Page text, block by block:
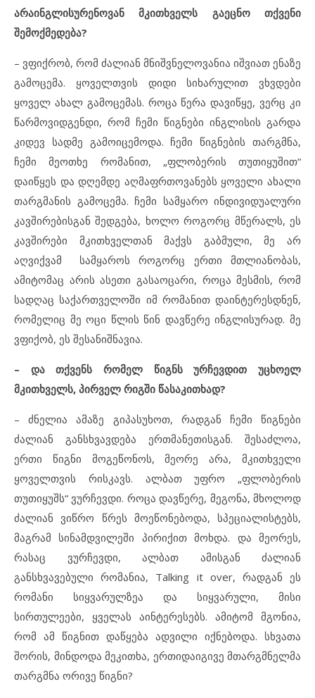
არაინგლისურენოვან მკითხველს გაეცნო თქვენი
შემოქმედება?
– ვფიქრობ, რომ ძალიან მნიშვნელოვანია იშვიათ ენაზე
გამოცემა. ყოველთვის დიდი სიხარულით ვხვდები
ყოველ ახალ გამოცემას. როცა წერა დავიწყე, ვერც კი
წარმოვიდგენდი, რომ ჩემი წიგნები ინგლისის გარდა
კიდევ სადმე გამოიცემოდა. ჩემი წიგნების თარგმნა,
ჩემი მეოთხე რომანით, „ფლობერის თუთიყუშით“
დაიწყეს და დღემდე აღმაფრთოვანებს ყოველი ახალი
თარგმანის გამოცემა. ჩემი სამყარო ინდივიდუალური
კავშირებისგან შედგება, ხოლო როგორც მწერალს, ეს
კავშირები მკითხველთან მაქვს გაბმული, მე არ
აღვიქვამ სამყაროს როგორც ერთი მთლიანობას,
ამიტომაც არის ასეთი გასაოცარი, როცა მესმის, რომ
სადღაც საქართველოში იმ რომანით დაინტერესდნენ,
რომელიც მე ოცი წლის წინ დავწერე ინგლისურად. მე
ვფიქობ, ეს შესანიშნავია.
– და თქვენს რომელ წიგნს ურჩევდით უცხოელ
მკითხველს, პირველ რიგში წასაკითხად?
– ძნელია ამაზე გიპასუხოთ, რადგან ჩემი წიგნები
ძალიან განსხვავდება ერთმანეთისგან. შესაძლოა,
ერთი წიგნი მოგეწონოს, მეორე არა, მკითხველი
ყოველთვის რისკავს. ალბათ უფრო „ფლობერის
თუთიყუშს“ ვურჩევდი. როცა დავწერე, მეგონა, მხოლოდ
ძალიან ვიწრო წრეს მოეწონებოდა, სპეციალისტებს,
მაგრამ სინამდვილეში პირიქით მოხდა. და მეორეს,
რასაც ვურჩევდი, ალბათ ამისგან ძალიან
განსხვავებული რომანია, Talking it over, რადგან ეს
რომანი სიყვარულზეა და სიყვარული, მისი
სირთულეები, ყველას აინტერესებს. ამიტომ მგონია,
რომ ამ წიგნით დაწყება ადვილი იქნებოდა. სხვათა
შორის, მინდოდა მეკითხა, ერთიდაიგივე მთარგმნელმა
თარგმნა ორივე წიგნი?